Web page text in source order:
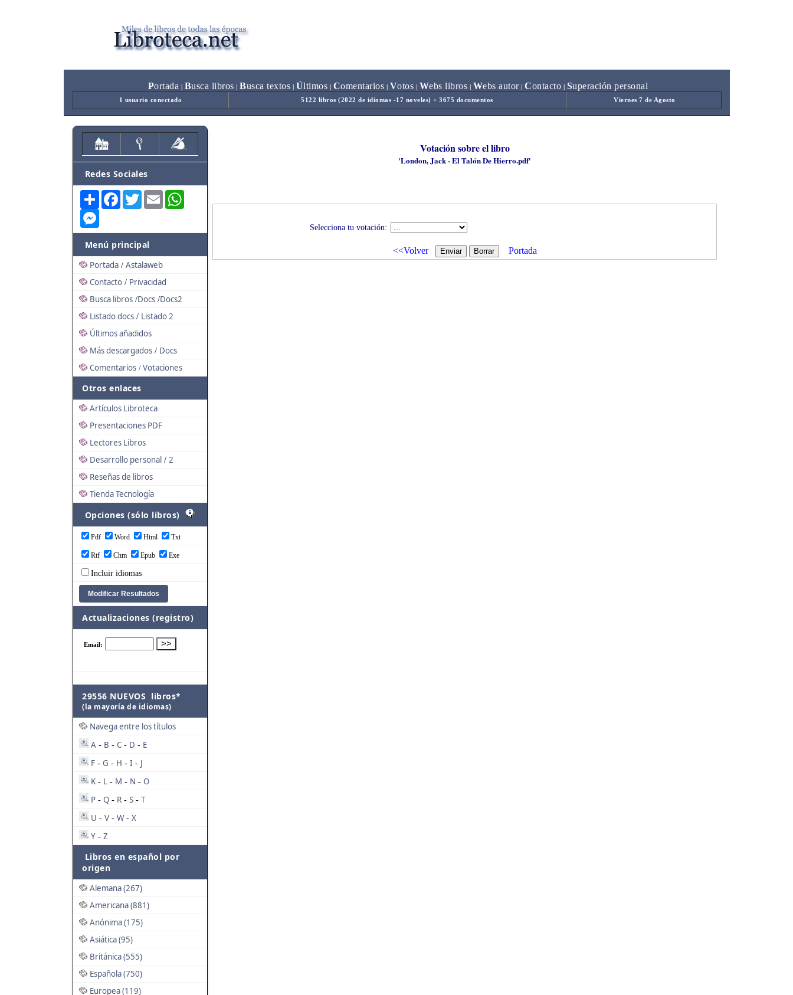
Portada Busca libros Busca textos Últimos Comentarios Votos Webs libros Webs autor| Contacto Superación personal
1 usuario conectado 5122 libros (2022 de idiomas -17 noveles) + 3675 documentos Viernes 7 de Agosto
Redes Sociales
Share FacebookTwitterEmail
Menú principal
Portada / Astalaweb
Contacto / Privacidad
Busca libros /Docs /Docs2
Listado docs / Listado 2
Últimos añadidos
Más descargados / Docs
Comentarios / Votaciones
Otros enlaces
Artículos Libroteca
Presentaciones PDF
Lectores Libros
Desarrollo personal / 2
Reseñas de libros
Tienda Tecnología
Opciones (sólo libros)
Pdf Word Html Txt
Rtf Chm Epub Exe
Incluir idiomas
Actualizaciones (registro)
29556 NUEVOS libros*
(la mayoría de idiomas)
Navega entre los títulos
A - B - C - D - E
F - G - H - I - J
K - L - M - N - O
P - Q - R - S - T
U - V - W - X
Y - Z
Libros en español por
origen
Alemana (267)
Americana (881)
Anónima (175)
Asiática (95)
Británica (555)
Española (750)
Europea (119)
Votación sobre el libro
'London, Jack - El Talón De Hierro.pdf'
Selecciona tu votación:
<<Volver Portada